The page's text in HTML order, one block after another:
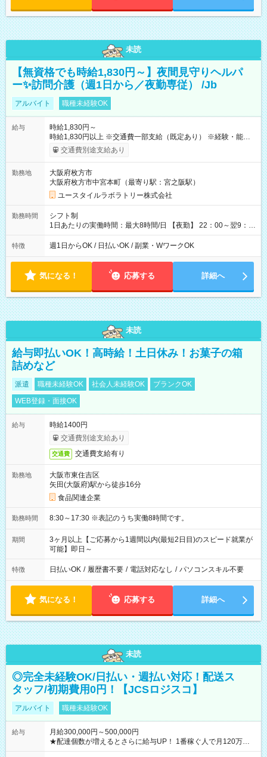
未読
【無資格でも時給1,830円～】夜間見守りヘルパ
ー✨訪問介護（週1日から／夜勤専従） /Jb
アルバイト 職種未経験OK
給与
時給1,830円～
時給1,830円以上 ※交通費一部支給（既定あり） ※経験・能力を
考慮して決定します 【収入例】 週1回勤務の場合：1,830円×8時
間×4回=5万8,560円 週3回勤務の場合：1,830円×8時間×12回
月 ※ 雇用形態と給与に、本採用時と異なる部分があります。 雇
用形態：本採用時と同じです。 給与：時給 1,610円以上
交通費別途支給あり
勤務地
大阪府枚方市
大阪府枚方市中宮本町（最寄り駅：宮之阪駅）
ユースタイルラボラトリー株式会社
勤務時間
シフト制
1日あたりの実働時間：最大8時間/日 【夜勤】 22：00～翌9：
00 ※週1日～OK ／ 夜勤専従 ＊＊ 勤務時間例 ＊＊ ■22時か
ら翌7時 ■23時から翌8時 ■24時から翌9時 など ※上記の時間
ます。 ※曜日固定（毎週同じ曜日での勤務となります）
特徴 週1日からOK / 日払いOK / 副業・WワークOK
気になる！ 応募する 詳細へ
未読
給与即払いOK！高時給！土日休み！お菓子の箱
詰めなど
派遣 職種未経験OK 社会人未経験OK
ブランクOK
WEB登録・面接OK
給与
時給1400円
交通費別途支給あり
交通費 交通費支給有り
勤務地
大阪市東住吉区
矢田(大阪府)駅から徒歩16分
食品関連企業
勤務時間 8:30～17:30 ※表記のうち実働8時間です。
期間
3ヶ月以上【ご応募から1週間以内(最短2日目)のスピード就業が
可能】即日～
特徴 日払いOK / 履歴書不要 / 電話対応なし / パソコンスキル不要
気になる！ 応募する 詳細へ
未読
◎完全未経験OK/日払い・週払い対応！配送ス
タッフ/初期費用0円！【JCSロジスコ】
アルバイト 職種未経験OK
給与
月給300,000円～500,000円
★配達個数が増えるとさらに給与UP！ 1番稼ぐ人で月120万ほ
ど！ ・主要都市エリア 月収55万円／週5日稼働 月収65万~112